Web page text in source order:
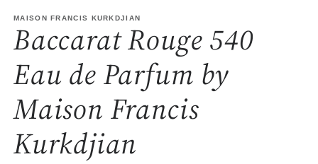
1
in
modal
MAISON FRANCIS KURKDJIAN
Baccarat Rouge 540
Eau de Parfum by
Maison Francis
Kurkdjian